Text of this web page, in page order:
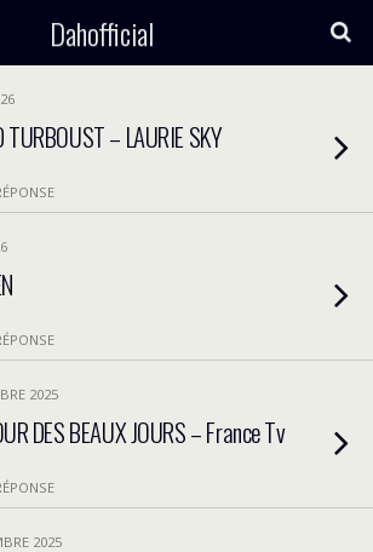
Dahofficial
TURBOUST – LAURIE SKY
2025
DES BEAUX JOURS – France Tv
2025